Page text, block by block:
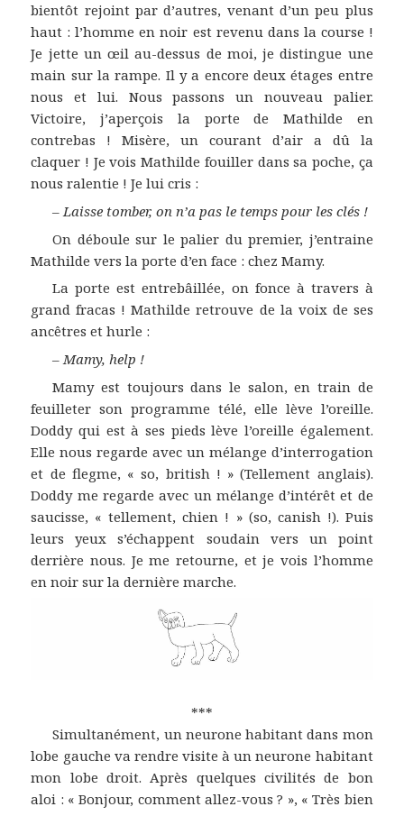
bientôt rejoint par d’autres, venant d’un peu plus
haut : l’homme en noir est revenu dans la course !
Je jette un œil au-dessus de moi, je distingue une
main sur la rampe. Il y a encore deux étages entre
nous et lui. Nous passons un nouveau palier.
Victoire, j’aperçois la porte de Mathilde en
contrebas ! Misère, un courant d’air a dû la
claquer ! Je vois Mathilde fouiller dans sa poche, ça
nous ralentie ! Je lui cris :
–Laisse tomber, on n’a pas le temps pour les clés !
On déboule sur le palier du premier, j’entraine
Mathilde vers la porte d’en face : chez Mamy.
La porte est entrebâillée, on fonce à travers à
grand fracas ! Mathilde retrouve de la voix de ses
ancêtres et hurle :
–Mamy, help !
Mamy est toujours dans le salon, en train de
feuilleter son programme télé, elle lève l’oreille.
Doddy qui est à ses pieds lève l’oreille également.
Elle nous regarde avec un mélange d’interrogation
et de flegme, « so, british ! » (Tellement anglais).
Doddy me regarde avec un mélange d’intérêt et de
saucisse, « tellement, chien ! » (so, canish !). Puis
leurs yeux s’échappent soudain vers un point
derrière nous. Je me retourne, et je vois l’homme
en noir sur la dernière marche.
***
Simultanément, un neurone habitant dans mon
lobe gauche va rendre visite à un neurone habitant
mon lobe droit. Après quelques civilités de bon
aloi : « Bonjour, comment allez-vous ? », « Très bien